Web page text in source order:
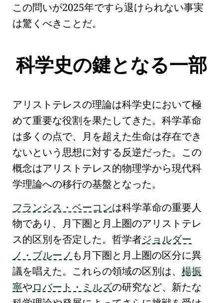
この問いが2025年ですら退けられない事実
は驚くべきことだ。
科学史の鍵となる一部
アリストテレスの理論は科学史において極
めて重要な役割を果たしてきた。 科学革命
は多くの点で、
月を超えた生命は存在でき
ないという思想に対する反逆だった。この
概念はアリストテレス的物理学から現代科
学理論への移行の基盤となった。
フランシス・ベーコンは科学革命の重要人
物であり、
月下圏と月上圏のアリストテレ
ス的区別を否定した。哲学者ジョルダー
ノ・ブルーノ も 月下圏と月上圏の区分に異
議を唱えた。これらの領域の区別は、 楊振
寧やロバート・ミルズの研究など、新たな